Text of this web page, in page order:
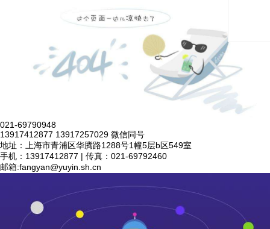
021-69790948
13917412877 13917257029 微信同号
地址：上海市青浦区华腾路1288号1幢5层b区549室
手机：13917412877 | 传真：021-69792460
邮箱:fangyan@yuyin.sh.cn